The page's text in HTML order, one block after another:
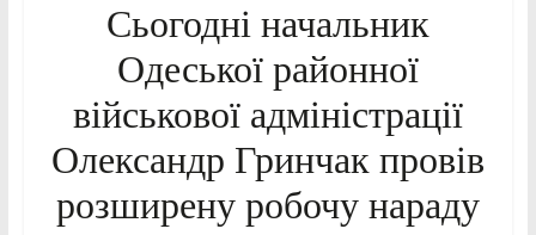
Сьогодні начальник
Одеської районної
військової адміністрації
Олександр Гринчак провів
розширену робочу нараду